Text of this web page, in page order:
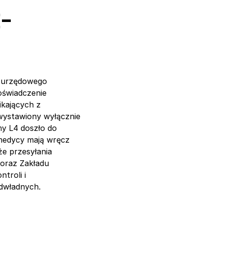
z
wyłącznie
L4 doszło do
mają wręcz
przesyłania
Zakładu
i